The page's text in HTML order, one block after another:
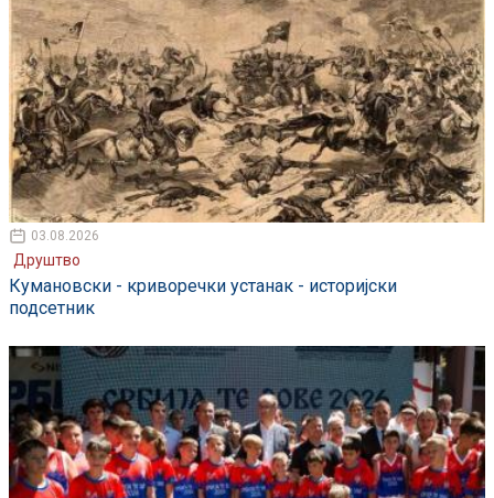
03.08.2026
Друштво
Кумановски - криворечки устанак - историјски
подсетник